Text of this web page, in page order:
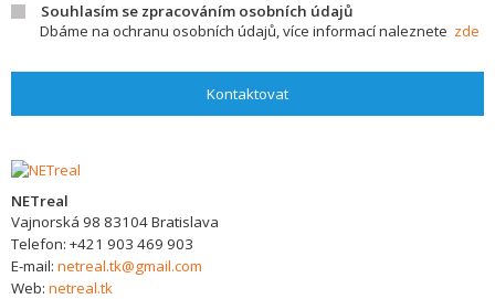
Souhlasím se zpracováním osobních údajů
Dbáme na ochranu osobních údajů, více informací naleznete zde
Kontaktovat
NETreal
Vajnorská 98 83104Bratislava
Telefon: +421 903 469 903
E-mail: netreal.tk@gmail.com
Web: netreal.tk